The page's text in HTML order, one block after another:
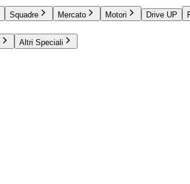
Squadre Mercato Motori Drive UP
Altri Speciali